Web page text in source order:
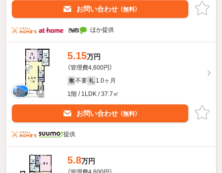
お問い合わせ （無料）
ほか提供
5.15万円
（管理費4,600円）
敷 不要 礼 1.0ヶ月
1階 / 1LDK / 37.7㎡
お問い合わせ （無料）
提供
5.8万円